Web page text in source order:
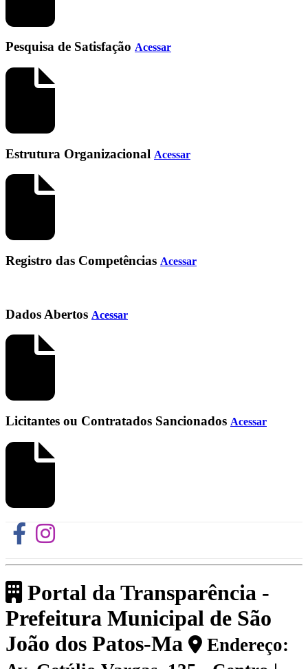
Pesquisa de Satisfação Acessar
Estrutura Organizacional Acessar
Registro das Competências Acessar
Dados Abertos Acessar
Licitantes ou Contratados Sancionados Acessar
Portal da Transparência -
Prefeitura Municipal de São
João dos Patos-Ma
Endereço: